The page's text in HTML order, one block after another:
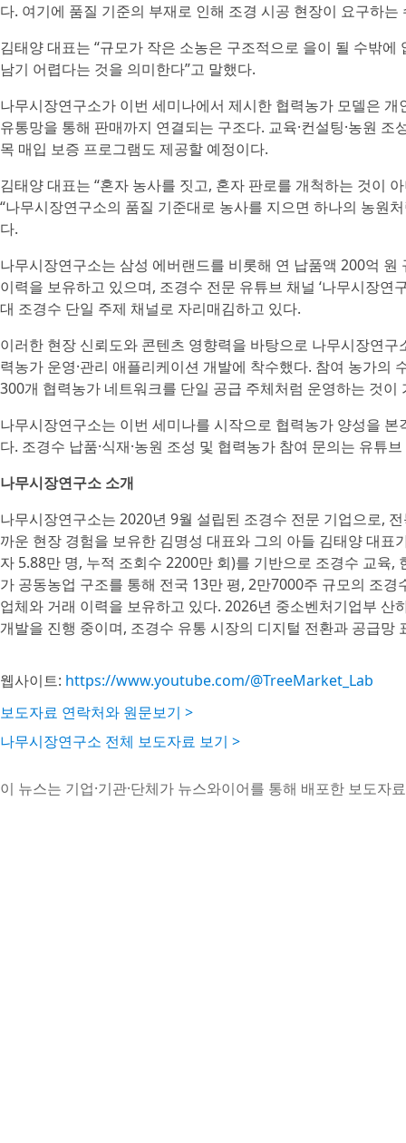
다. 여기에 품질 기준의 부재로 인해 조경 시공 현장이 요구하
김태양 대표는 “규모가 작은 소농은 구조적으로 을이 될 수밖
남기 어렵다는 것을 의미한다”고 말했다.
나무시장연구소가 이번 세미나에서 제시한 협력농가 모델은
유통망을 통해 판매까지 연결되는 구조다. 교육·컨설팅·농원
목 매입 보증 프로그램도 제공할 예정이다.
김태양 대표는 “혼자 농사를 짓고, 혼자 판로를 개척하는 것이
“나무시장연구소의 품질 기준대로 농사를 지으면 하나의 농원
다.
나무시장연구소는 삼성 에버랜드를 비롯해 연 납품액 200억
이력을 보유하고 있으며, 조경수 전문 유튜브 채널 ‘나무시장
대 조경수 단일 주제 채널로 자리매김하고 있다.
이러한 현장 신뢰도와 콘텐츠 영향력을 바탕으로 나무시장연
력농가 운영·관리 애플리케이션 개발에 착수했다. 참여 농가의
300개 협력농가 네트워크를 단일 공급 주체처럼 운영하는 것이
나무시장연구소는 이번 세미나를 시작으로 협력농가 양성을
다. 조경수 납품·식재·농원 조성 및 협력농가 참여 문의는 유튜브
나무시장연구소 소개
나무시장연구소는 2020년 9월 설립된 조경수 전문 기업으로,
까운 현장 경험을 보유한 김명성 대표와 그의 아들 김태양 대표
자 5.88만 명, 누적 조회수 2200만 회)를 기반으로 조경수 교육
가 공동농업 구조를 통해 전국 13만 평, 2만7000주 규모의 조
업체와 거래 이력을 보유하고 있다. 2026년 중소벤처기업부
개발을 진행 중이며, 조경수 유통 시장의 디지털 전환과 공급망
웹사이트: https://www.youtube.com/@TreeMarket_Lab
보도자료 연락처와 원문보기 >
나무시장연구소 전체 보도자료 보기 >
이 뉴스는 기업·기관·단체가 뉴스와이어를 통해 배포한 보도자